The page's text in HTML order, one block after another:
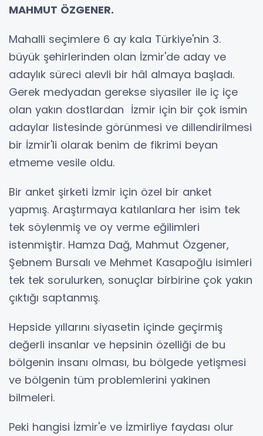
MAHMUT ÖZGENER.
Mahalli seçimlere 6 ay kala Türkiye'nin 3.
büyük şehirlerinden olan İzmir'de aday ve
adaylık süreci alevli bir hâl almaya başladı.
Gerek medyadan gerekse siyasiler ile iç içe
olan yakın dostlardan İzmir için bir çok ismin
adaylar listesinde görünmesi ve dillendirilmesi
bir İzmir'li olarak benim de fikrimi beyan
etmeme vesile oldu.
Bir anket şirketi İzmir için özel bir anket
yapmış. Araştırmaya katılanlara her isim tek
tek söylenmiş ve oy verme eğilimleri
istenmiştir. Hamza Dağ, Mahmut Özgener,
Şebnem Bursalı ve Mehmet Kasapoğlu isimleri
tek tek sorulurken, sonuçlar birbirine çok yakın
çıktığı saptanmış.
Hepside yıllarını siyasetin içinde geçirmiş
değerli insanlar ve hepsinin özelliği de bu
bölgenin insanı olması, bu bölgede yetişmesi
ve bölgenin tüm problemlerini yakinen
bilmeleri.
Peki hangisi İzmir'e ve İzmirliye faydası olur